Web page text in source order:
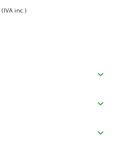
(IVA inc.)